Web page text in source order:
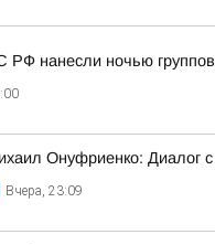
РФ нанесли ночью
Онуфриенко: Диалог
Вчера, 23:09